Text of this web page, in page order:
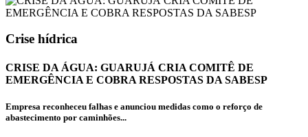
Crise hídrica
CRISE DA ÁGUA: GUARUJÁ CRIA COMITÊ DE
EMERGÊNCIA E COBRA RESPOSTAS DA SABESP
Empresa reconheceu falhas e anunciou medidas como o reforço de
abastecimento por caminhões...